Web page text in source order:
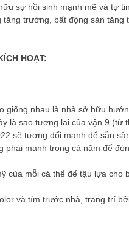
sự hồi sinh mạnh mẽ và tự
trưởng, bất động sản
HOẠT:
giống nhau là nhà sở hữu
là sao tương lai của vận 9
sẽ tương đối mạnh để sẵn
mạnh trong cả năm để
của mỗi cá thể để tậu lựa
và tím trước nhà, trang trí